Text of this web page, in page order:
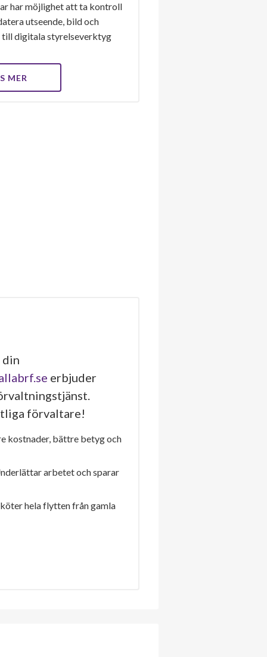
har möjlighet att ta kontroll
utseende, bild och
digitala styrelseverktyg
MER
erbjuder
förvaltare!
kostnader, bättre betyg och
arbetet och sparar
hela flytten från gamla